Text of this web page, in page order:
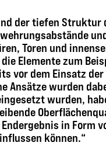
der tiefen Struktur
Toren und
Elemente zum
vor dem Einsatz
Ansätze wurden
wurden,
in Form
können.“